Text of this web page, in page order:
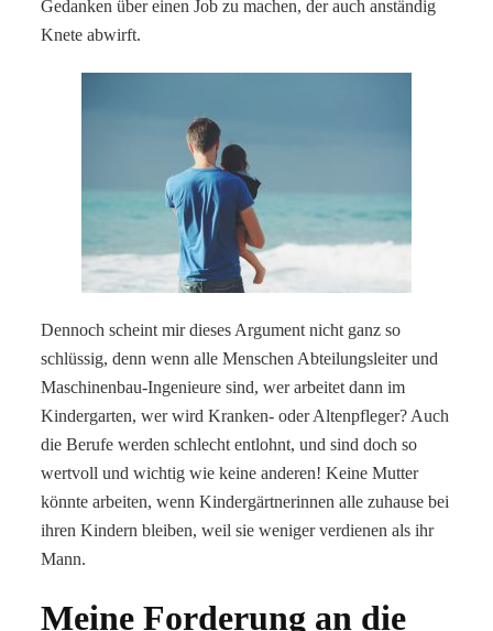
Gedanken über einen Job zu machen, der auch anständig
Knete abwirft.
Dennoch scheint mir dieses Argument nicht ganz so
schlüssig, denn wenn alle Menschen Abteilungsleiter und
Maschinenbau-Ingenieure sind, wer arbeitet dann im
Kindergarten, wer wird Kranken- oder Altenpfleger? Auch
die Berufe werden schlecht entlohnt, und sind doch so
wertvoll und wichtig wie keine anderen! Keine Mutter
könnte arbeiten, wenn Kindergärtnerinnen alle zuhause bei
ihren Kindern bleiben, weil sie weniger verdienen als ihr
Mann.
Meine Forderung an die